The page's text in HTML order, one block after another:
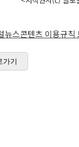
뉴스콘텐츠 이용규칙
가기